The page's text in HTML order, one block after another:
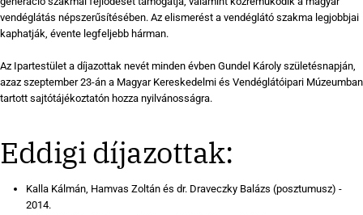
vendéglátás népszerűsítésében. Az elismerést a vendéglátó szakma legjobbjai
kaphatják, évente legfeljebb hárman.
Az Ipartestület a díjazottak nevét minden évben Gundel Károly születésnapján,
azaz szeptember 23-án a Magyar Kereskedelmi és Vendéglátóipari Múzeumban
tartott sajtótájékoztatón hozza nyilvánosságra.
Eddigi díjazottak:
Kalla Kálmán, Hamvas Zoltán és dr. Draveczky Balázs (posztumusz) -
2014.